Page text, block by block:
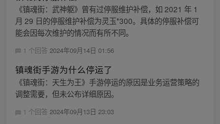
《镇魂街：武神躯》曾有过停服维护补偿，如 2021 年 1
月 29 日的停服维护补偿为灵玉*300。具体的停服补偿可
能会因每次维护的情况而有所不同。
1 个回答 2024年09月14日 01:56
镇魂街手游为什么停运了
《镇魂街：天生为王》手游停运的原因是业务运营策略的
调整需要，但未公布详细原因。
1 个回答 2024年09月13日 23:03